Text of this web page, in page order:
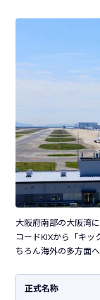
大阪府南部の大阪湾
コードKIXから「キッ
ちろん海外の多方面
た建築家レンゾ・ピ
正式名称